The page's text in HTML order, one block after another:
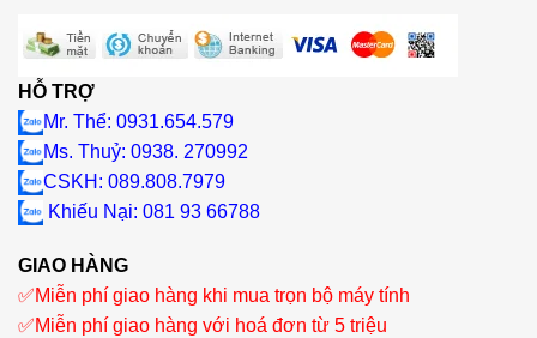
HỖ TRỢ
Mr. Thể: 0931.654.579
Ms. Thuỷ: 0938. 270992
CSKH: 089.808.7979
Khiếu Nại: 081 93 66788
GIAO HÀNG
✅Miễn phí giao hàng khi mua trọn bộ máy tính
✅Miễn phí giao hàng với hoá đơn từ 5 triệu